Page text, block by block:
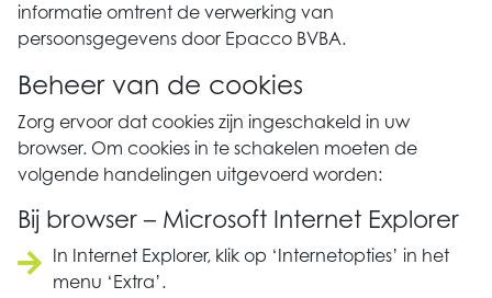
informatie omtrent de verwerking van
persoonsgegevens door Epacco BVBA.
Beheer van de cookies
Zorg ervoor dat cookies zijn ingeschakeld in uw
browser. Om cookies in te schakelen moeten de
volgende handelingen uitgevoerd worden:
Bij browser – Microsoft Internet Explorer
In Internet Explorer, klik op ‘Internetopties’ in het
menu ‘Extra’.